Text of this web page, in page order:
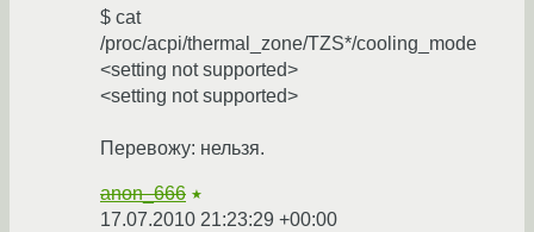
$ cat
/proc/acpi/thermal_zone/TZS*/cooling_mode
<setting not supported>
<setting not supported>
Перевожу: нельзя.
anon_666 ★
17.07.2010 21:23:29 +00:00